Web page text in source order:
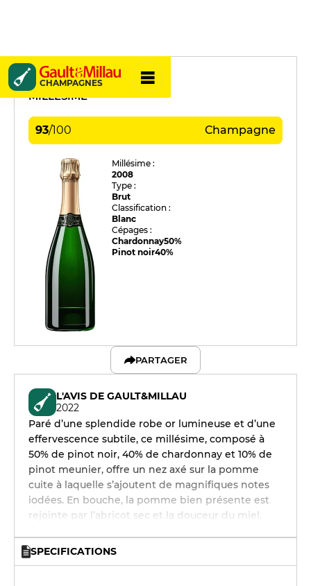
CHAMPAGNES
Collet
MILLÉSIME
93/100 Champagne
Millésime :
2008
Type :
Brut
Classification :
Blanc
Cépages :
Chardonnay50%
Pinot noir40%
PARTAGER
L'AVIS DE GAULT&MILLAU
2022
Paré d’une splendide robe or lumineuse et d’une
effervescence subtile, ce millésime, composé à
50% de pinot noir, 40% de chardonnay et 10% de
pinot meunier, offre un nez axé sur la pomme
cuite à laquelle s’ajoutent de magnifiques notes
iodées. En bouche, la pomme bien présente est
rejointe par l’abricot sec et la douceur du miel.
SPECIFICATIONS